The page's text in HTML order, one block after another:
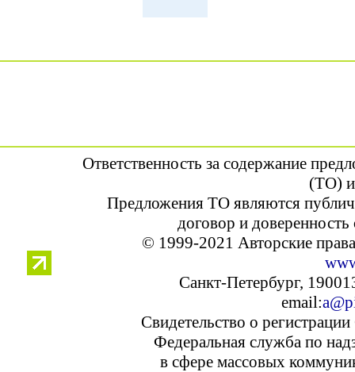
Ответственность за содержание
(ТО)
Предложения ТО являются
договор и
© 1999-2021 Авторские
Санкт-Петербург,
email:
Свидетельство о
Федеральная служба по
в сфере массовых